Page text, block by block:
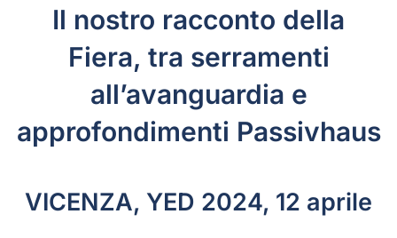
Il nostro racconto della
Fiera, tra serramenti
all’avanguardia e
approfondimenti Passivhaus
VICENZA, YED 2024, 12 aprile